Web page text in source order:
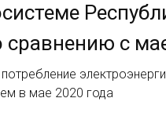
сравнению с
в мае 2020 года